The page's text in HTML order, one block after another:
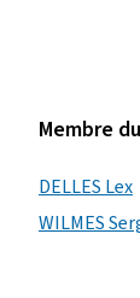
Membre
DELLES Lex
WILMES